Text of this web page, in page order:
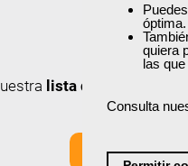
Puedes
óptima.
quiera
las
Consulta
¿No
lista de cursos
Cursos